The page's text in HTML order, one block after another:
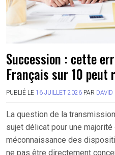
Succession : cette
Français sur 10
PUBLIÉ LE 16 JUILLET 2026 PAR DAVID
La question de la
sujet délicat pour une
méconnaissance des
ne pas être directement